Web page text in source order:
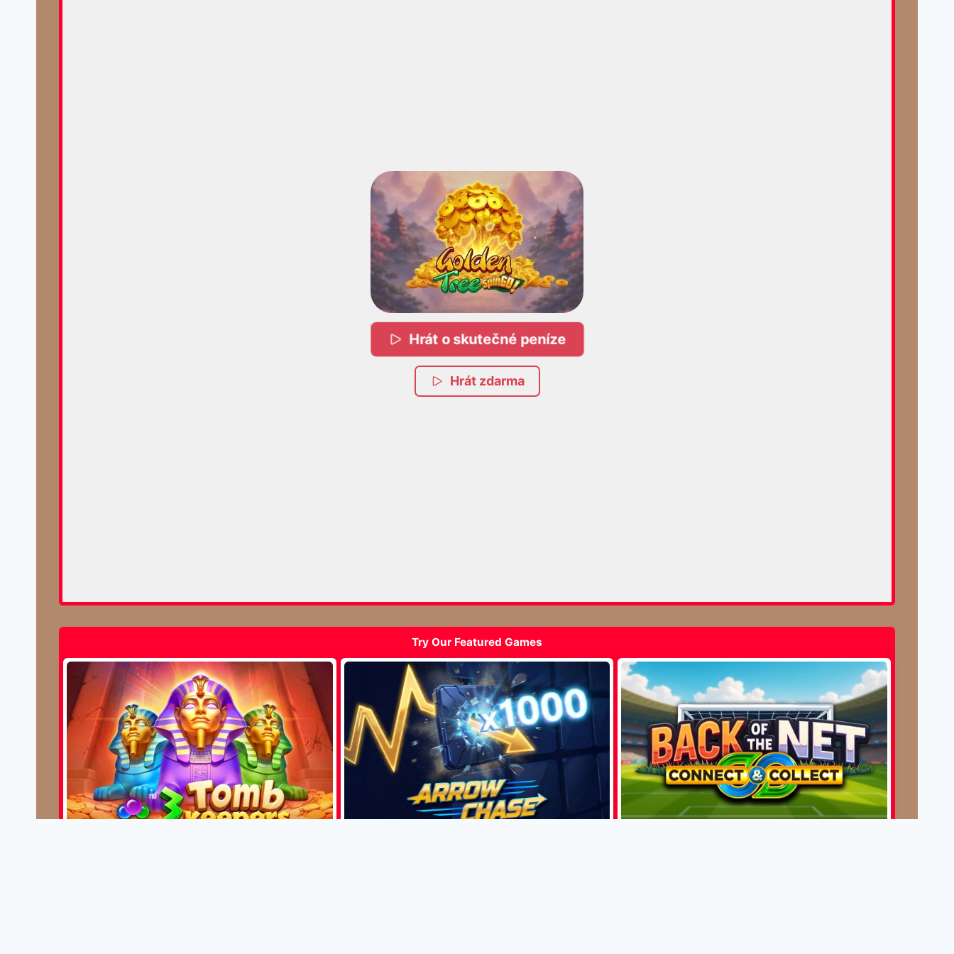
Hrát o skutečné peníze
Hrát zdarma
Try Our Featured Games